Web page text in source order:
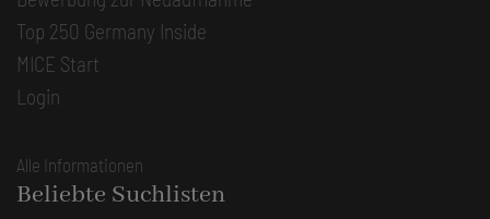
Top 250 Germany Inside
MICE Start
Login
Alle Informationen
Beliebte Suchlisten